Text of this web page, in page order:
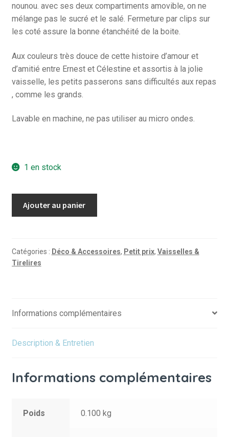
nounou. avec ses deux compartiments amovible, on ne
mélange pas le sucré et le salé. Fermeture par clips sur
les coté assure la bonne étanchéité de la boite.
Aux couleurs très douce de cette histoire d’amour et
d’amitié entre Ernest et Célestine et assortis à la jolie
vaisselle, les petits passerons sans difficultés aux repas
, comme les grands.
Lavable en machine, ne pas utiliser au micro ondes.
1 en stock
goûter
Ernest
Ajouter au panier
Catégories : Déco & Accessoires, Petit prix, Vaisselles &
Tirelires
Informations complémentaires
Description & Entretien
Informations complémentaires
Poids 0.100 kg